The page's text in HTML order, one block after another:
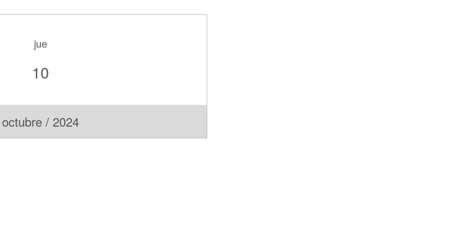
jue
10
octubre / 2024